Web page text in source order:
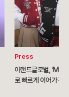
Press
이랜드글로벌, ‘MZ
로 빠르게 이어가 판